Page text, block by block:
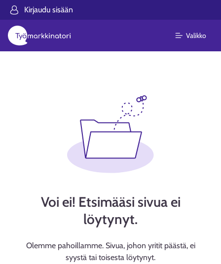
Kirjaudu sisään
Valikko
Voi ei! Etsimääsi sivua ei
löytynyt.
Olemme pahoillamme. Sivua, johon yritit päästä, ei
syystä tai toisesta löytynyt.